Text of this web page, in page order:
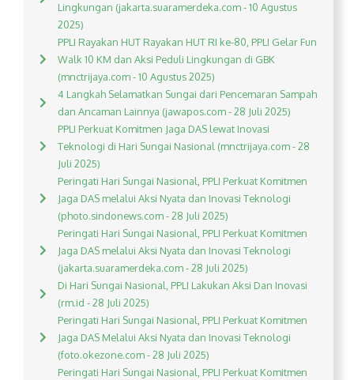
Lingkungan (jakarta.suaramerdeka.com - 10 Agustus
2025)
PPLI Rayakan HUT Rayakan HUT RI ke-80, PPLI Gelar Fun
Walk 10 KM dan Aksi Peduli Lingkungan di GBK
(mnctrijaya.com - 10 Agustus 2025)
4 Langkah Selamatkan Sungai dari Pencemaran Sampah
dan Ancaman Lainnya (jawapos.com - 28 Juli 2025)
PPLI Perkuat Komitmen Jaga DAS lewat Inovasi
Teknologi di Hari Sungai Nasional (mnctrijaya.com - 28
Juli 2025)
Peringati Hari Sungai Nasional, PPLI Perkuat Komitmen
Jaga DAS melalui Aksi Nyata dan Inovasi Teknologi
(photo.sindonews.com - 28 Juli 2025)
Peringati Hari Sungai Nasional, PPLI Perkuat Komitmen
Jaga DAS melalui Aksi Nyata dan Inovasi Teknologi
(jakarta.suaramerdeka.com - 28 Juli 2025)
Di Hari Sungai Nasional, PPLI Lakukan Aksi Dan Inovasi
(rm.id - 28 Juli 2025)
Peringati Hari Sungai Nasional, PPLI Perkuat Komitmen
Jaga DAS Melalui Aksi Nyata dan Inovasi Teknologi
(foto.okezone.com - 28 Juli 2025)
Peringati Hari Sungai Nasional, PPLI Perkuat Komitmen